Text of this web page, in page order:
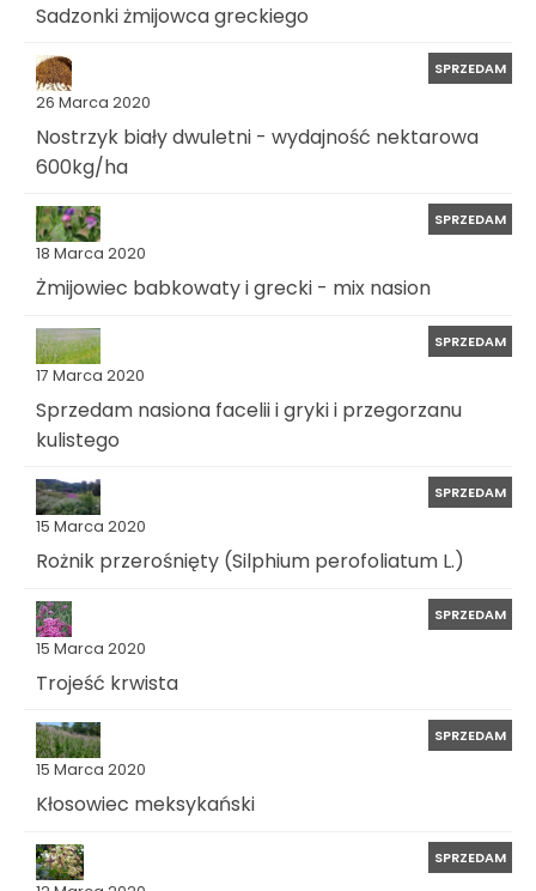
Sadzonki żmijowca greckiego
26 Marca 2020
SPRZEDAM
Nostrzyk biały dwuletni - wydajność nektarowa
600kg/ha
18 Marca 2020
SPRZEDAM
Żmijowiec babkowaty i grecki - mix nasion
17 Marca 2020
SPRZEDAM
Sprzedam nasiona facelii i gryki i przegorzanu
kulistego
15 Marca 2020
SPRZEDAM
Rożnik przerośnięty (Silphium perofoliatum L.)
15 Marca 2020
SPRZEDAM
Trojeść krwista
15 Marca 2020
SPRZEDAM
Kłosowiec meksykański
SPRZEDAM